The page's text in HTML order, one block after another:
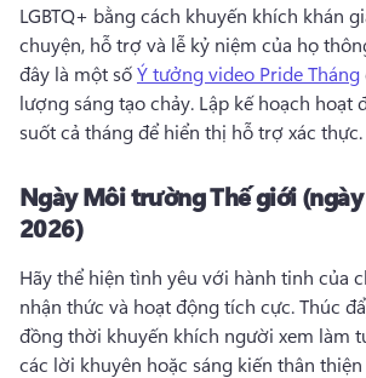
LGBTQ+ bằng cách khuyến khích khán
chuyện, hỗ trợ và lễ kỷ niệm của họ
đây là một số Ý tưởng video Pride Tháng
lượng sáng tạo chảy. Lập kế hoạch hoạt
suốt cả tháng để hiển thị hỗ trợ xác thực.
Ngày Môi trường Thế giới
2026)
Hãy thể hiện tình yêu với hành tinh của
nhận thức và hoạt động tích cực. Thúc
đồng thời khuyến khích người xem làm
các lời khuyên hoặc sáng kiến thân